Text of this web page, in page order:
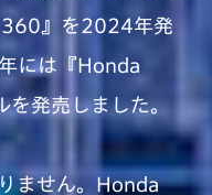
360』を2024年発
には『Honda
を発売しました。
ません。 Honda